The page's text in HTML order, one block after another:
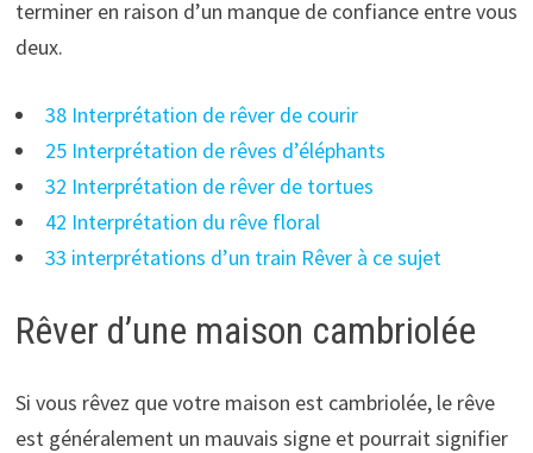
terminer en raison d’un manque de confiance entre vous
deux.
38 Interprétation de rêver de courir
25 Interprétation de rêves d’éléphants
32 Interprétation de rêver de tortues
42 Interprétation du rêve floral
33 interprétations d’un train Rêver à ce sujet
Rêver d’une maison cambriolée
Si vous rêvez que votre maison est cambriolée, le rêve
est généralement un mauvais signe et pourrait signifier